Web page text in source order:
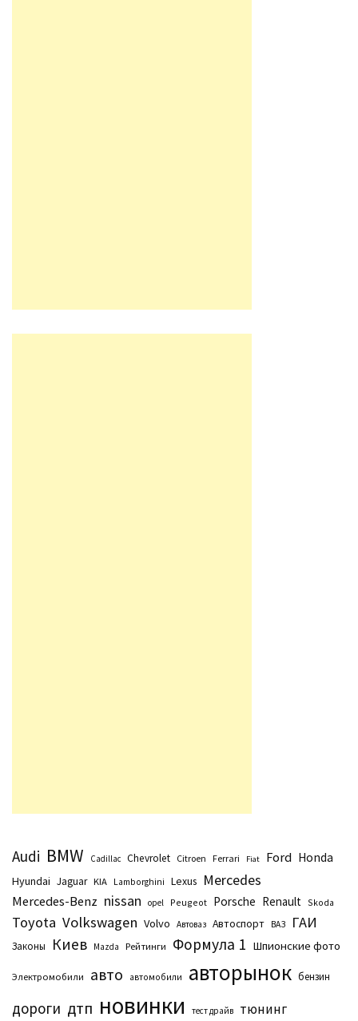
Audi BMW Cadillac Chevrolet Citroen Ferrari Fiat Ford Honda
Hyundai Jaguar KIA Lamborghini Lexus Mercedes
Mercedes-Benz nissan opel Peugeot Porsche Renault Skoda
Toyota Volkswagen Volvo Автоваз Автоспорт ВАЗ ГАИ
Законы Киев Маzda Рейтинги Формула 1 Шпионские фото
Электромобили авто автомобили авторынок бензин
дороги дтп новинки тест драйв тюнинг